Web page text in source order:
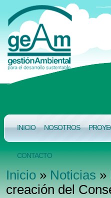
INICIO NOSOTROS
CONTACTO
Inicio»Noticias»
creación del